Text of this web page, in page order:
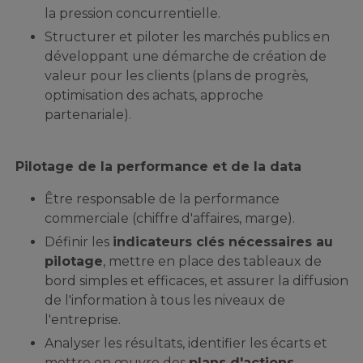
la pression concurrentielle.
Structurer et piloter les marchés publics en
développant une démarche de création de
valeur pour les clients (plans de progrès,
optimisation des achats, approche
partenariale).
Pilotage de la performance et de la data
Être responsable de la performance
commerciale (chiffre d'affaires, marge).
Définir les indicateurs clés nécessaires au
pilotage, mettre en place des tableaux de
bord simples et efficaces, et assurer la diffusion
de l'information à tous les niveaux de
l'entreprise.
Analyser les résultats, identifier les écarts et